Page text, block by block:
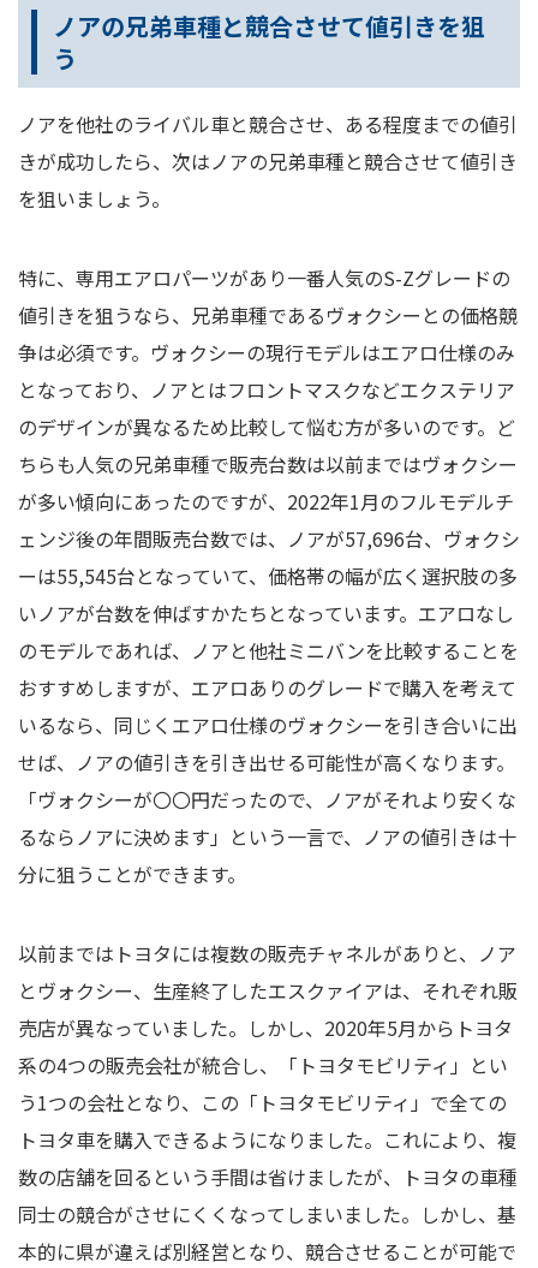
ノアの兄弟車種と競合させて値引きを狙
う
ノアを他社のライバル車と競合させ、ある程度までの値引
きが成功したら、次はノアの兄弟車種と競合させて値引き
を狙いましょう。
特に、専用エアロパーツがあり一番人気のS-Zグレードの
値引きを狙うなら、兄弟車種であるヴォクシーとの価格競
争は必須です。ヴォクシーの現行モデルはエアロ仕様のみ
となっており、ノアとはフロントマスクなどエクステリア
のデザインが異なるため比較して悩む方が多いのです。ど
ちらも人気の兄弟車種で販売台数は以前まではヴォクシー
が多い傾向にあったのですが、2022年1月のフルモデルチ
ェンジ後の年間販売台数では、ノアが57,696台、ヴォクシ
ーは55,545台となっていて、価格帯の幅が広く選択肢の多
いノアが台数を伸ばすかたちとなっています。エアロなし
のモデルであれば、ノアと他社ミニバンを比較することを
おすすめしますが、エアロありのグレードで購入を考えて
いるなら、同じくエアロ仕様のヴォクシーを引き合いに出
せば、ノアの値引きを引き出せる可能性が高くなります。
「ヴォクシーが〇〇円だったので、ノアがそれより安くな
るならノアに決めます」という一言で、ノアの値引きは十
分に狙うことができます。
以前まではトヨタには複数の販売チャネルがありと、ノア
とヴォクシー、生産終了したエスクァイアは、それぞれ販
売店が異なっていました。しかし、2020年5月からトヨタ
系の4つの販売会社が統合し、「トヨタモビリティ」とい
う1つの会社となり、この「トヨタモビリティ」で全ての
トヨタ車を購入できるようになりました。これにより、複
数の店舗を回るという手間は省けましたが、トヨタの車種
同士の競合がさせにくくなってしまいました。しかし、基
本的に県が違えば別経営となり、競合させることが可能で